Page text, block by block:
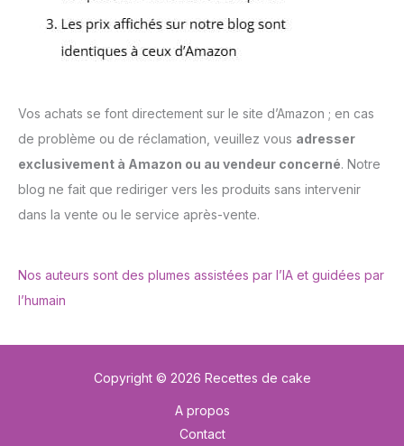
Vos achats se font directement sur le site d’Amazon ; en cas
de problème ou de réclamation, veuillez vous adresser
exclusivement à Amazon ou au vendeur concerné. Notre
blog ne fait que rediriger vers les produits sans intervenir
dans la vente ou le service après-vente.
Nos auteurs sont des plumes assistées par l’IA et guidées par
l’humain
Copyright © 2026 Recettes de cake
A propos
Contact